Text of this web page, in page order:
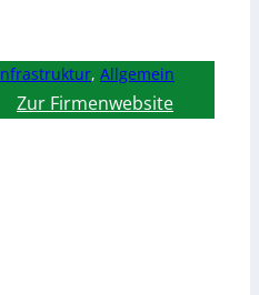
, Allgemein
Zur Firmenwebsite